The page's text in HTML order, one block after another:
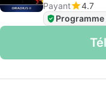
Payant
4.7
Programme